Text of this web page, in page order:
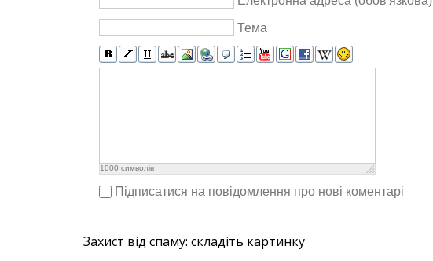
Тема
1000 символів
Підписатися на повідомлення про нові коментарі
Захист від спаму: складіть картинку